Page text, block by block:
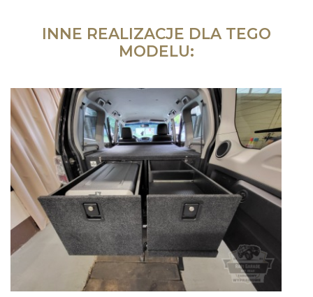
INNE REALIZACJE DLA TEGO
MODELU: